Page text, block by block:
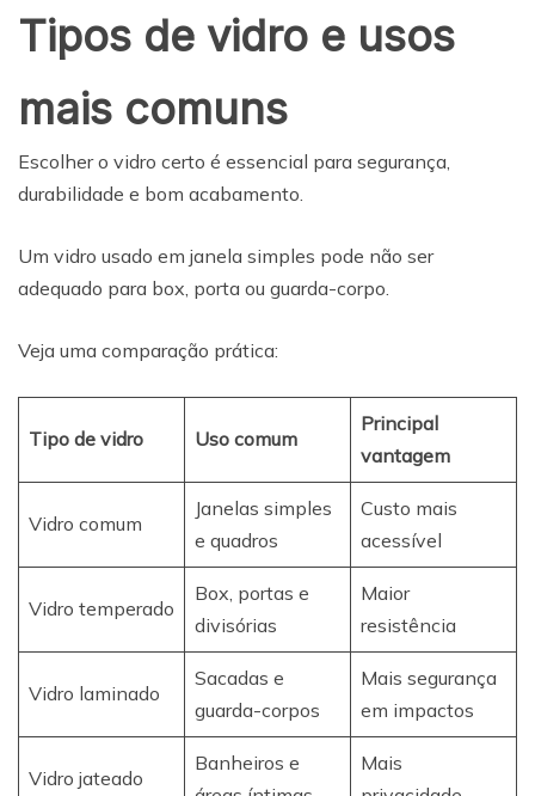
Tipos de vidro e usos
mais comuns
Escolher o vidro certo é essencial para segurança,
durabilidade e bom acabamento.
Um vidro usado em janela simples pode não ser
adequado para box, porta ou guarda-corpo.
Veja uma comparação prática:
Tipo de vidro Uso comum
Principal
vantagem
Vidro comum
Janelas simples
e quadros
Custo mais
acessível
Vidro temperado
Box, portas e
divisórias
Maior
resistência
Vidro laminado
Sacadas e
guarda-corpos
Mais segurança
em impactos
Vidro jateado
Banheiros e
Mais